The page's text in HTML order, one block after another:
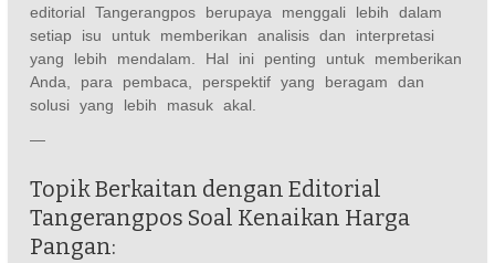
editorial Tangerangpos berupaya menggali lebih dalam
setiap isu untuk memberikan analisis dan interpretasi
yang lebih mendalam. Hal ini penting untuk memberikan
Anda, para pembaca, perspektif yang beragam dan
solusi yang lebih masuk akal.
—
Topik Berkaitan dengan Editorial
Tangerangpos Soal Kenaikan Harga
Pangan: